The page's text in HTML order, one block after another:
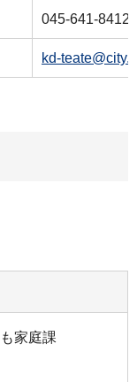
045-641-8412
kd-
家庭課